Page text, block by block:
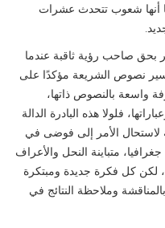
أنها شعوب تتحدث عشرات
بحق صاحب رؤية ثاقبة عندما
نصوص الشريعة مؤكدًا على
واسعة بالنصوص ذاتها،
فلولا هذه البادرة الدالة
لاستحال الأمر إلى فوضى في
متباينة النحل والأعراف
لكن كل فكرة جديدة ومبتكرة
وملاحظة النتائج في